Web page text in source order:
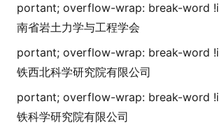
portant; overflow-wrap: break-word !i
南省岩土力学与工程学会
portant; overflow-wrap: break-word !i
铁西北科学研究院有限公司
portant; overflow-wrap: break-word !i
铁科学研究院有限公司